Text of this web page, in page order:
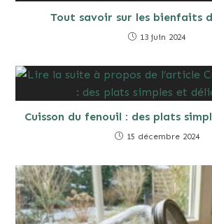
Tout savoir sur les bienfaits
13 juin 2024
Cuisson du fenouil : des plats
15 décembre 2024